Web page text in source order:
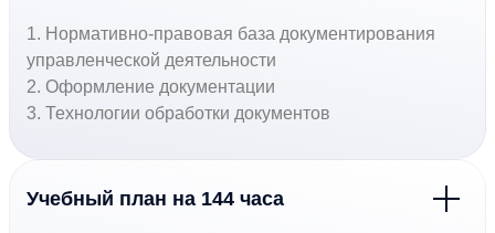
1. Нормативно-правовая база документирования
управленческой деятельности
2. Оформление документации
3. Технологии обработки документов
Учебный план на 144 часа